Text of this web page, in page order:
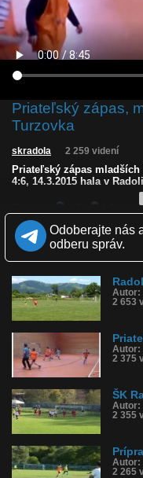
Priateľský zápas,
Turzovka
skradola 2 259 videní
Priateľský zápas mladších
4:6, 14.3.2015 hala v Radoli
Zverejnené: 15.3.2015 12:04
Páči sa: 0% (0 hlasov)
Obľúbené: 0
Komentárov: 0
Kategória: športy
Tagy: radoľa-turzovka
História sledovanosti videa:
Odoberajte nás
odberu správ.
Autor:
2 653
Autor:
2 375
ŠK
Autor:
2 355
Autor:
2 265